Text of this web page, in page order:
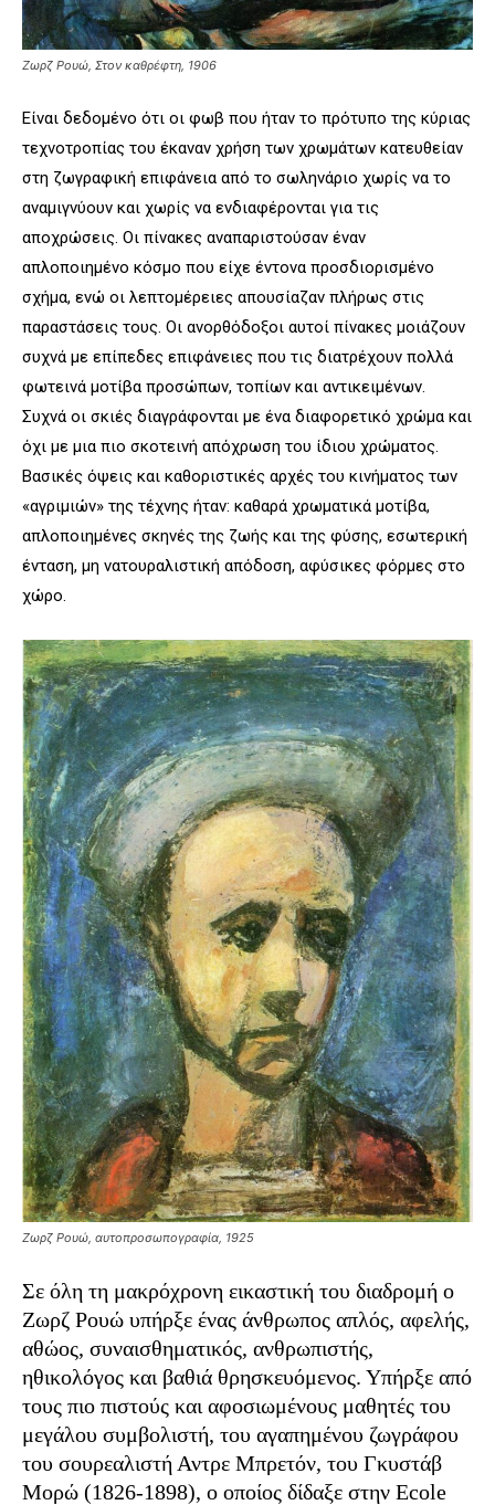
Ζωρζ Ρουώ, Στον καθρέφτη, 1906
Είναι δεδομένο ότι οι φωβ που ήταν το πρότυπο της κύριας
τεχνοτροπίας του έκαναν χρήση των χρωμάτων κατευθείαν
στη ζωγραφική επιφάνεια από το σωληνάριο χωρίς να το
αναμιγνύουν και χωρίς να ενδιαφέρονται για τις
αποχρώσεις. Οι πίνακες αναπαριστούσαν έναν
απλοποιημένο κόσμο που είχε έντονα προσδιορισμένο
σχήμα, ενώ οι λεπτομέρειες απουσίαζαν πλήρως στις
παραστάσεις τους. Οι ανορθόδοξοι αυτοί πίνακες μοιάζουν
συχνά με επίπεδες επιφάνειες που τις διατρέχουν πολλά
φωτεινά μοτίβα προσώπων, τοπίων και αντικειμένων.
Συχνά οι σκιές διαγράφονται με ένα διαφορετικό χρώμα και
όχι με μια πιο σκοτεινή απόχρωση του ίδιου χρώματος.
Βασικές όψεις και καθοριστικές αρχές του κινήματος των
«αγριμιών» της τέχνης ήταν: καθαρά χρωματικά μοτίβα,
απλοποιημένες σκηνές της ζωής και της φύσης, εσωτερική
ένταση, μη νατουραλιστική απόδοση, αφύσικες φόρμες στο
χώρο.
Ζωρζ Ρουώ, αυτοπροσωπογραφία, 1925
Σε όλη τη μακρόχρονη εικαστική του διαδρομή ο
Ζωρζ Ρουώ υπήρξε ένας άνθρωπος απλός, αφελής,
αθώος, συναισθηματικός, ανθρωπιστής,
ηθικολόγος και βαθιά θρησκευόμενος. Υπήρξε από
τους πιο πιστούς και αφοσιωμένους μαθητές του
μεγάλου συμβολιστή, του αγαπημένου ζωγράφου
του σουρεαλιστή Αντρε Μπρετόν, του Γκυστάβ
Μορώ (1826-1898), ο οποίος δίδαξε στην Ecole